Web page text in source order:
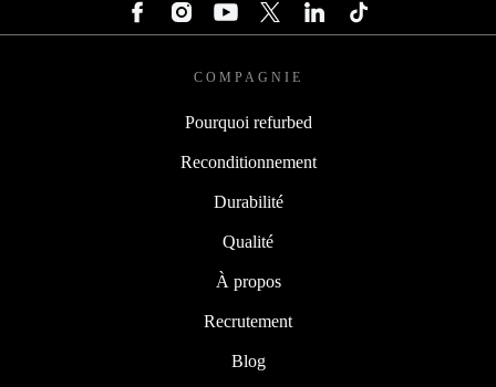
COMPAGNIE
Pourquoi refurbed
Reconditionnement
Durabilité
Qualité
À propos
Recrutement
Blog